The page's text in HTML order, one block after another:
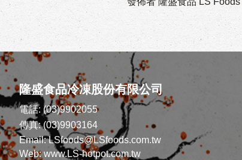
隆盛食品冷凍股份有限公司
電話: (03)9902055
傳真: (03)9903164
Email: LSfoods@LSfoods.com.tw
Web: www.LS-hotpot.com.tw